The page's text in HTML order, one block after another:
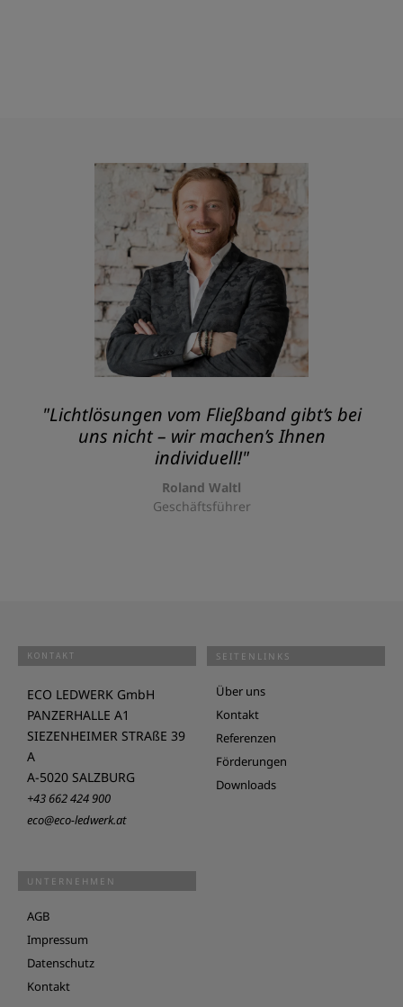
"Lichtlösungen vom Fließband gibt’s bei
uns nicht – wir machen’s Ihnen
individuell!"
Roland Waltl
Geschäftsführer
KONTAKT
ECO LEDWERK GmbH
PANZERHALLE A1
SIEZENHEIMER STRAßE 39
A
A-5020 SALZBURG
+43 662 424 900
eco@eco-ledwerk.at
SEITENLINKS
Über uns
Kontakt
Referenzen
Förderungen
Downloads
UNTERNEHMEN
AGB
Impressum
Datenschutz
Kontakt